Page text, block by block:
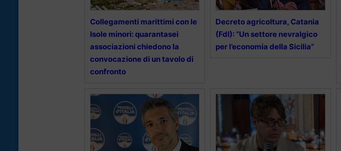
Collegamenti marittimi con le
Isole minori: quarantasei
associazioni chiedono la
convocazione di un tavolo di
confronto
Decreto agricoltura, Catania
(FdI): “Un settore nevralgico
per l’economia della Sicilia”